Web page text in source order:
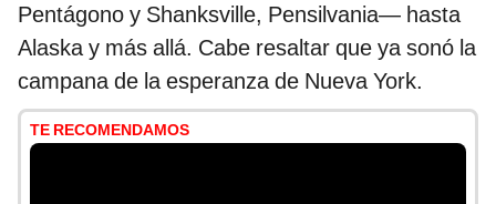
Pentágono y Shanksville, Pensilvania— hasta
Alaska y más allá. Cabe resaltar que ya sonó la
campana de la esperanza de Nueva York.
TE RECOMENDAMOS